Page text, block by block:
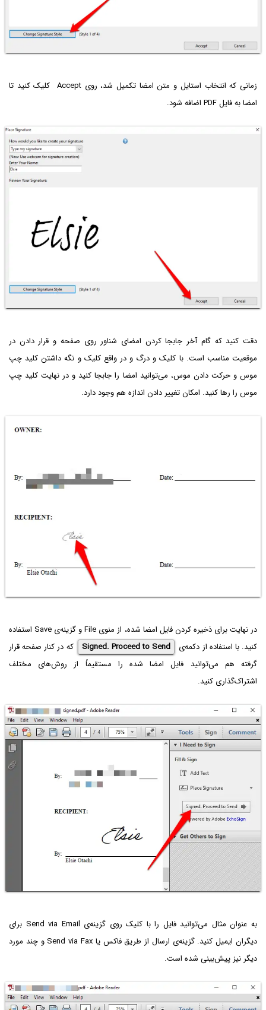
زمانی که انتخاب استایل و متن امضا تکمیل شد، روی Accept کلیک کنید تا
امضا به فایل PDF اضافه شود.
دقت کنید که گام آخر جابجا کردن امضای شناور روی صفحه و قرار دادن در
موقعیت مناسب است. با کلیک و درگ و در واقع کلیک و نگه داشتن کلید چپ
موس و حرکت دادن موس، می‌توانید امضا را جابجا کنید و در نهایت کلید چپ
موس را رها کنید. امکان تغییر دادن اندازه هم وجود دارد.
در نهایت برای ذخیره کردن فایل امضا شده، از منوی File و گزینه‌ی Save استفاده
کنید. با استفاده از دکمه‌ی
Signed. Proceed to Send
که در کنار صفحه قرار
گرفته هم می‌توانید فایل امضا شده را مستقیماً از روش‌های مختلف
اشتراک‌گذاری کنید.
به عنوان مثال می‌توانید فایل را با کلیک روی گزینه‌ی Send via Email برای
دیگران ایمیل کنید. گزینه‌ی ارسال از طریق فاکس یا Send via Fax و چند مورد
دیگر نیز پیش‌بینی شده است.